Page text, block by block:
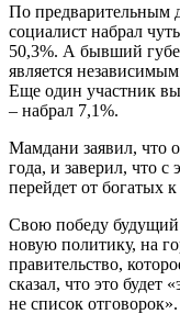
По предварительным
социалист набрал
50,3%. А бывший
является
Еще один участник
– набрал 7,1%.
Мамдани заявил, что
года, и заверил, что
перейдет от богатых
Свою победу будущий
новую политику, на
правительство,
сказал, что это будет
не список отговорок».